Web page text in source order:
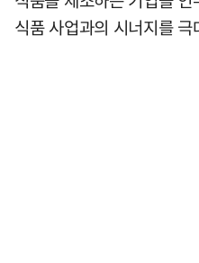
식품 사업과의 시너지를